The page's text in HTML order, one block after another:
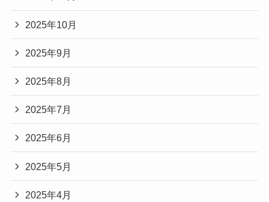
2025年10月
2025年9月
2025年8月
2025年7月
2025年6月
2025年5月
2025年4月